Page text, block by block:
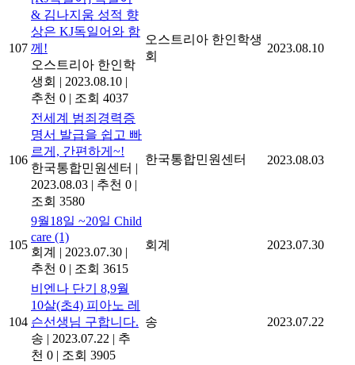
107
& 김나지움 성적 향
상은 KJ독일어와 함
께!
오스트리아 한인학
생회 | 2023.08.10 |
추천 0 | 조회 4037
오스트리아 한인학생
회
2023.08.10
106
전세계 범죄경력증
명서 발급을 쉽고 빠
르게, 간편하게~!
한국통합민원센터 |
2023.08.03 | 추천 0 |
조회 3580
한국통합민원센터 2023.08.03
105
9월18일 ~20일 Child
care (1)
회계 | 2023.07.30 |
추천 0 | 조회 3615
회계 2023.07.30
104
비엔나 단기 8,9월
10살(초4) 피아노 레
슨선생님 구합니다.
송 | 2023.07.22 | 추
천 0 | 조회 3905
송 2023.07.22